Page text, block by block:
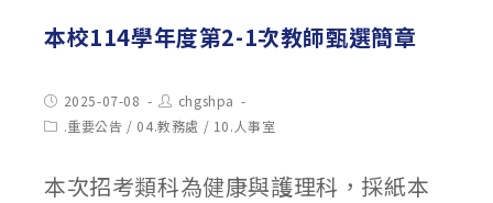
本校114學年度第2-1次教師甄選簡章
Post
published:
2025-07-08
Post
author:
chgshpa
Post.重要公告 / 04.教務處 / 10.人事室
本次招考類科為健康與護理科，採紙本